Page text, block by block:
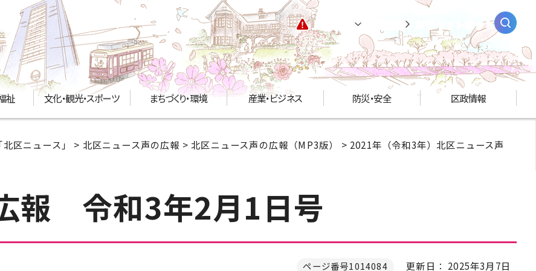
緊急情報 AIチャットボット
祉 文化・観光・スポーツ まちづくり・環境 産業・ビジネス 防災・安全 区政情報
区ニュース」 > 北区ニュース声の広報 >北区ニュース声の広報（MP3版） > 2021年（令和3年）北区ニュース声
報 令和3年2月1日号
ページ番号1014084 更新日： 2025年3月7日